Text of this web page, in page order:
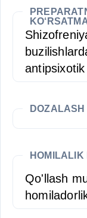
DOZALASH
HOMILALIK
Qo'llash